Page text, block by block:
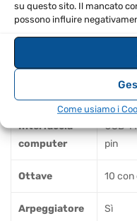
su questo sito. Il mancato
possono influire
Come usiamo i
Pads
16
Interfaccia
computer
USB-
pin
Ottave 10 con
Arpeggiatore Sì